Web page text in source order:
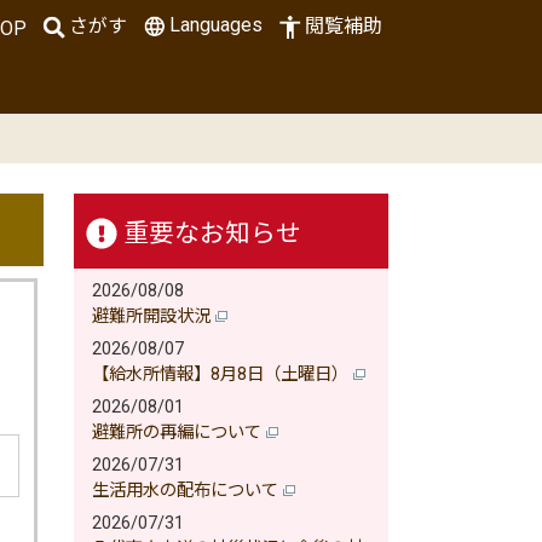
さがす Languages 閲覧補助
重要なお知らせ
2026/08/08
避難所開設状況
2026/08/07
【給水所情報】8月8日（土曜日）
2026/08/01
避難所の再編について
2026/07/31
生活用水の配布について
2026/07/31